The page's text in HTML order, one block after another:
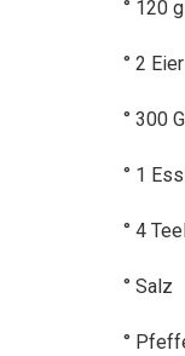
° 120
° 2 Eier
° 300
° 1
° 4
° Salz
°